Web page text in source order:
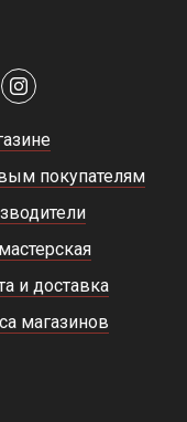
покупателям
и доставка
магазинов